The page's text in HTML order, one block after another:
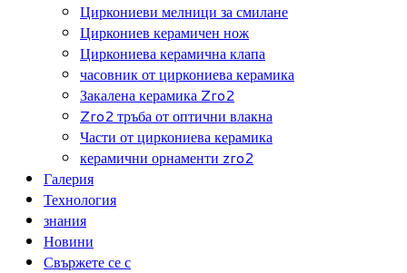
Циркониеви мелници за смилане
Циркониев керамичен нож
Циркониева керамична клапа
часовник от циркониева керамика
Закалена керамика Zro2
Zro2 тръба от оптични влакна
Части от циркониева керамика
керамични орнаменти zro2
Галерия
Технология
знания
Новини
Свържете се с